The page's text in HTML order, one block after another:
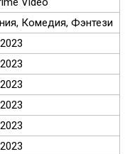
Комедия, Фэнтези